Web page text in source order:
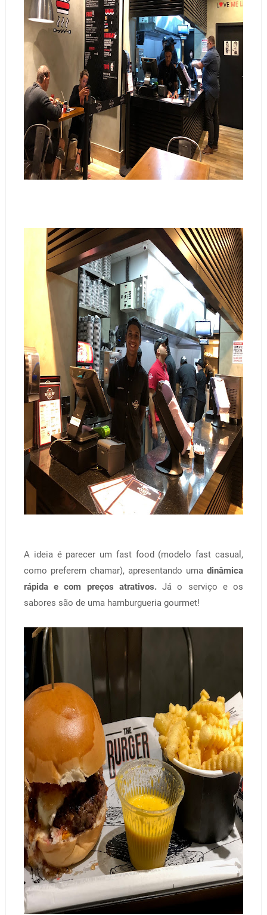
A ideia é parecer um fast food (modelo fast casual,
como preferem chamar), apresentando umadinâmica
rápida e com preços atrativos.Já o serviço e os
sabores são de uma hamburgueria gourmet!